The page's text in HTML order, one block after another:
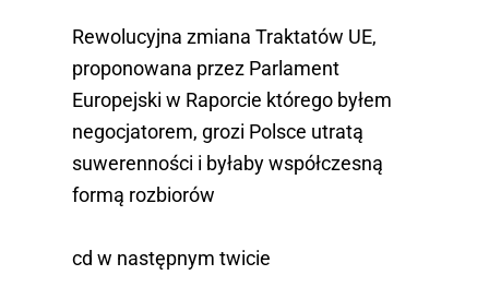
Rewolucyjna zmiana Traktatów UE,
proponowana przez Parlament
Europejski w Raporcie którego byłem
negocjatorem, grozi Polsce utratą
suwerenności i byłaby współczesną
formą rozbiorów
cd w następnym twicie